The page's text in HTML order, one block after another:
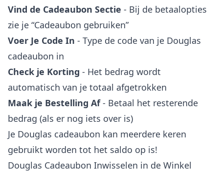
Vind de Cadeaubon Sectie - Bij de betaalopties
zie je “Cadeaubon gebruiken”
Voer Je Code In - Type de code van je Douglas
cadeaubon in
Check je Korting - Het bedrag wordt
automatisch van je totaal afgetrokken
Maak je Bestelling Af- Betaal het resterende
bedrag (als er nog iets over is)
Je Douglas cadeaubon kan meerdere keren
gebruikt worden tot het saldo op is!
Douglas Cadeaubon Inwisselen in de Winkel